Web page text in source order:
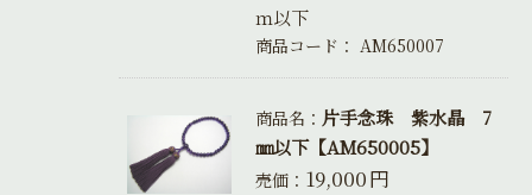
ｍ以下
商品コード： AM650007
商品名： 片手念珠 紫水晶 7
㎜以下【AM650005】
売価： 19,000円